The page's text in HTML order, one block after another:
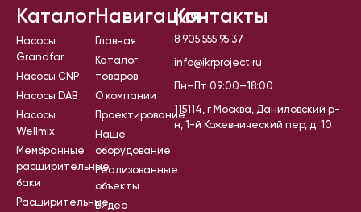
Каталог
Насосы
Grandfar
Насосы CNP
Насосы DAB
Насосы
Wellmix
Мембранные
расширительные
баки
Расширительные
Навигация
Главная
Каталог
товаров
О компании
Проектирование
Наше
оборудование
Реализованные
объекты
Видео
Контакты
8 905 555 95 37
info@ikrproject.ru
Пн–Пт 09:00–18:00
115114, г Москва, Даниловский р-
н, 1-й Кожевнический пер, д. 10